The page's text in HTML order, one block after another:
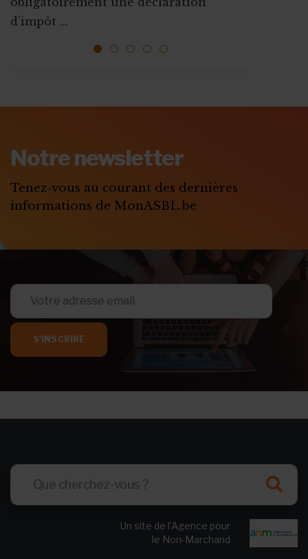
d’impôt ...
ressources, vous faire connaî...
l’emploi sont mises ...
1 2 3 4
MONASBL.BE
S'ABONNER
Notre newsletter
Tenez-vous au courant des dernières
informations de MonASBL.be
S'INSCRIRE
Un site de l’Agence pour
le Non-Marchand